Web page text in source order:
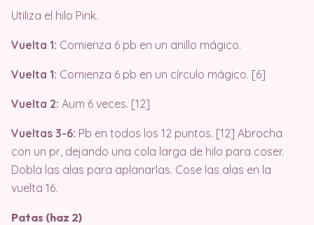
Utiliza el hilo Pink.
Vuelta 1: Comienza 6 pb en un anillo mágico.
Vuelta 1: Comienza 6 pb en un círculo mágico. [6]
Vuelta 2: Aum 6 veces. [12]
Vueltas 3-6: Pb en todos los 12 puntos. [12] Abrocha
con un pr, dejando una cola larga de hilo para coser.
Dobla las alas para aplanarlas. Cose las alas en la
vuelta 16.
Patas (haz 2)